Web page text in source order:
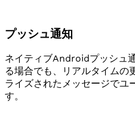
プッシュ通知
ネイティブAndroidプッシュ
る場合でも、リアルタイムの
ライズされたメッセージでユ
す。